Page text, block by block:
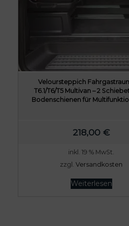
Veloursteppich
T6.1/T6/T5 Multivan – 2
Bodenschienen für
218,00 €
inkl. 19 % MwSt.
zzgl.Versandkosten
Weiterlesen